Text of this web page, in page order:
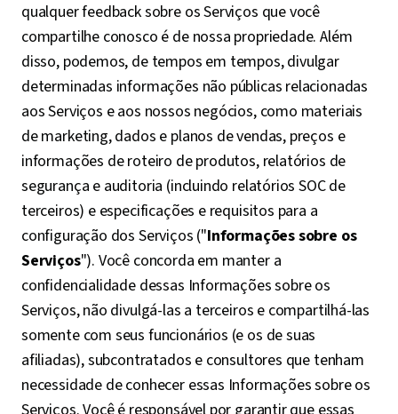
qualquer feedback sobre os Serviços que você
compartilhe conosco é de nossa propriedade. Além
disso, podemos, de tempos em tempos, divulgar
determinadas informações não públicas relacionadas
aos Serviços e aos nossos negócios, como materiais
de marketing, dados e planos de vendas, preços e
informações de roteiro de produtos, relatórios de
segurança e auditoria (incluindo relatórios SOC de
terceiros) e especificações e requisitos para a
configuração dos Serviços ("Informações sobre os
Serviços"). Você concorda em manter a
confidencialidade dessas Informações sobre os
Serviços, não divulgá-las a terceiros e compartilhá-las
somente com seus funcionários (e os de suas
afiliadas), subcontratados e consultores que tenham
necessidade de conhecer essas Informações sobre os